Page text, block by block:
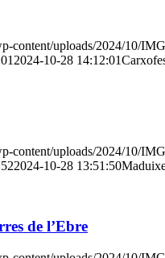
content/uploads/2024/10/
2024-10-28 14:12:01
content/uploads/2024/10/
2024-10-28 13:51:50
de l’Ebre